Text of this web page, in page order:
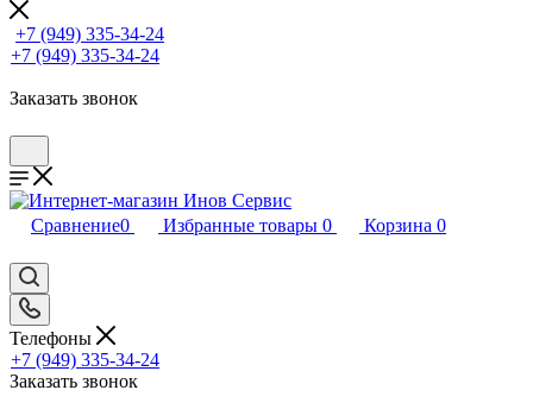
+7 (949) 335-34-24
+7 (949) 335-34-24
Заказать звонок
Сравнение0 Избранные товары 0 Корзина 0
Телефоны
+7 (949) 335-34-24
Заказать звонок